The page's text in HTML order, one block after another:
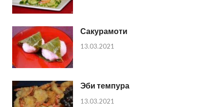
Сакурамоти
13.03.2021
Эби темпура
13.03.2021